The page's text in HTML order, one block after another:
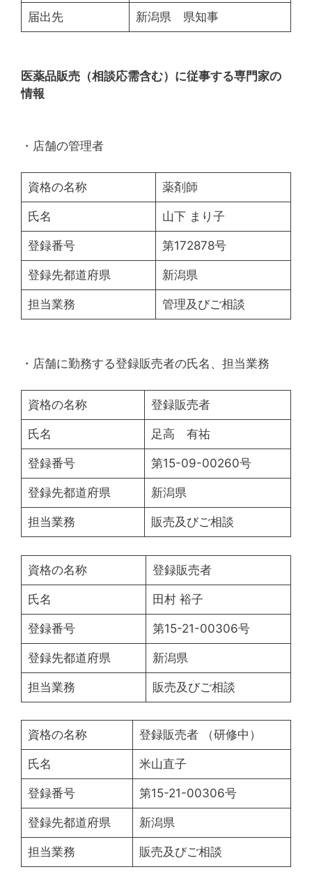
届出先 新潟県 県知事
医薬品販売（相談応需含む）に従事する専門家の
情報
・店舗の管理者
資格の名称 薬剤師
氏名 山下 まり子
登録番号 第172878号
登録先都道府県 新潟県
担当業務 管理及びご相談
・店舗に勤務する登録販売者の氏名、担当業務
資格の名称 登録販売者
氏名 足高 有祐
登録番号 第15-09-00260号
登録先都道府県 新潟県
担当業務 販売及びご相談
資格の名称 登録販売者
氏名 田村 裕子
登録番号 第15-21-00306号
登録先都道府県 新潟県
担当業務 販売及びご相談
資格の名称 登録販売者 （研修中）
氏名 米山直子
登録番号 第15-21-00306号
登録先都道府県 新潟県
担当業務 販売及びご相談